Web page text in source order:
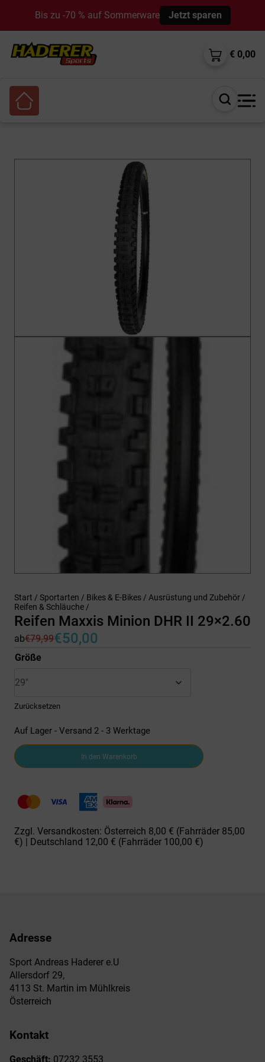
Bis zu -70 % auf Sommerware Jetzt sparen
€ 0,00
Suche
Start / Sportarten / Bikes & E-Bikes / Ausrüstung und Zubehör /
Reifen & Schläuche /
Reifen Maxxis Minion DHR II 29×2.60
ab€79,99
Ursprünglicher
Preis
war:
€50,00
Aktueller
Preis
ist:
Größe
Zurücksetzen
Auf Lager - Versand 2 - 3 Werktage
Reifen
Maxxis
Minion
29x2.60
Menge
In den Warenkorb
Zzgl. Versandkosten: Österreich 8,00 € (Fahrräder 85,00
€) | Deutschland 12,00 € (Fahrräder 100,00 €)
Adresse
Sport Andreas Haderer e.U
Allersdorf 29,
4113 St. Martin im Mühlkreis
Österreich
Kontakt
Geschäft: 07232 3553